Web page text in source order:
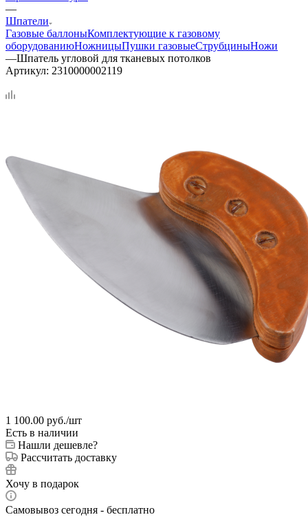
—
Шпатели
Газовые баллоныКомплектующие к газовому
оборудованиюНожницыПушки газовыеСтрубциныНожи
—Шпатель угловой для тканевых потолков
Артикул: 2310000002119
1 100.00 руб./шт
Есть в наличии
Нашли дешевле?
Рассчитать доставку
Хочу в подарок
Самовывоз сегодня - бесплатно